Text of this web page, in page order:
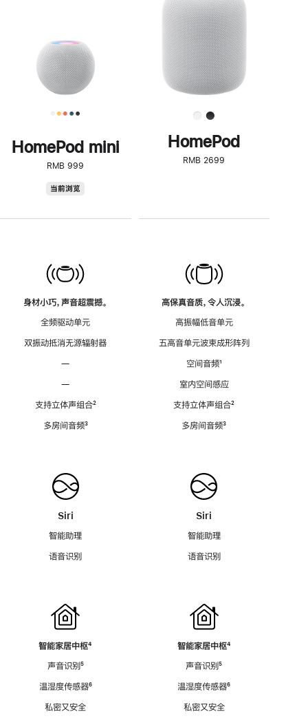
HomePod mini
RMB 999
当前浏览
身材小巧，声音超震撼。
全频驱动单元
双振动抵消无源辐射器
—
—
支持立体声组合脚
²
多房间音频脚
³
Siri
智能助理
语音识别
智能家居中枢脚
⁴
声音识别脚
⁵
温湿度传感器脚
⁶
私密又安全
了
解
HomePod<
HomePod
RMB 2699
高保真音质，令人沉浸。
高振幅低音单元
五高音单元波束成形阵列
空间音频脚
¹
室内空间感应
支持立体声组合脚
²
多房间音频脚
³
Siri
智能助理
语音识别
智能家居中枢脚
⁴
声音识别脚
⁵
温湿度传感器脚
⁶
私密又安全